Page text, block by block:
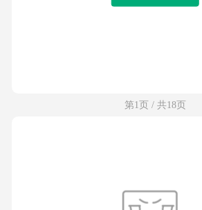
第1页 / 共18页